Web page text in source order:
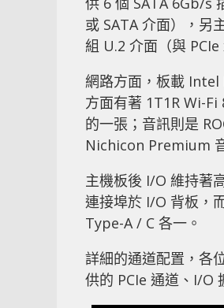
或 SATA 介面），另
組 U.2 介面（與
網路方面，板載 Intel
方面有著 1T1R Wi-
的一張；音訊則是
Nichicon Premium
主機板後 I/O 維持著
連接埠於 I/O 背板，
Type-A / C 各一。
詳細的通道配置，各
供的 PCIe 通道、I/O